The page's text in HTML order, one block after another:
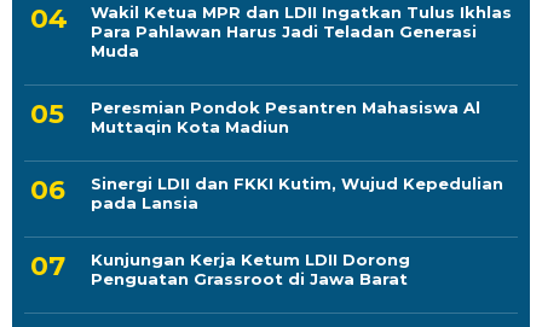
Wakil Ketua MPR dan LDII Ingatkan Tulus Ikhlas
Para Pahlawan Harus Jadi Teladan Generasi
Muda
Peresmian Pondok Pesantren Mahasiswa Al
Muttaqin Kota Madiun
Sinergi LDII dan FKKI Kutim, Wujud Kepedulian
pada Lansia
Kunjungan Kerja Ketum LDII Dorong
Penguatan Grassroot di Jawa Barat